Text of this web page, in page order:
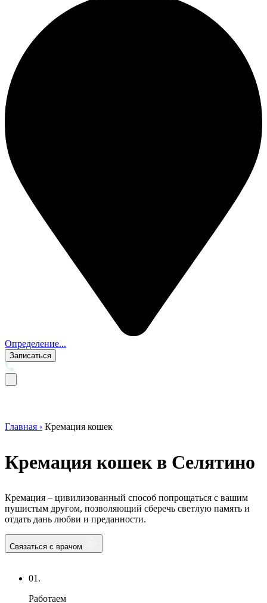
Определение...
Записаться
Главная › Кремация кошек
Кремация кошек в Селятино
Кремация – цивилизованный способ попрощаться с вашим
пушистым другом, позволяющий сберечь светлую память и
отдать дань любви и преданности.
Связаться с врачом
01.
Работаем